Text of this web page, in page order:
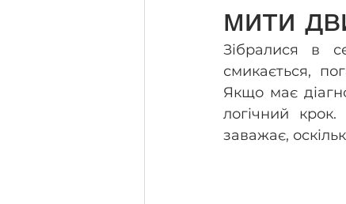
мити
Зібралися в
смикається,
Якщо має
логічний
заважає,